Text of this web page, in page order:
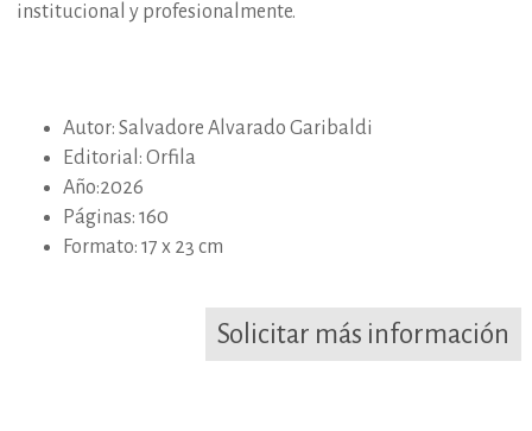
institucional y profesionalmente.
Autor: Salvadore Alvarado Garibaldi
Editorial: Orfila
Año:2026
Páginas: 160
Formato: 17 x 23 cm
Solicitar más información